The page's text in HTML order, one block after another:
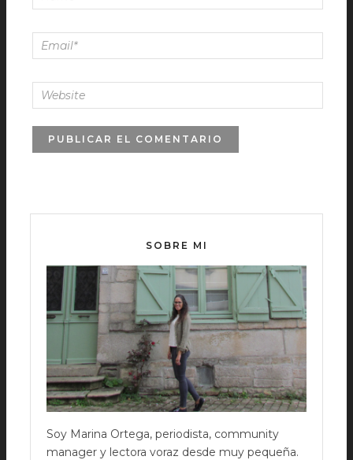
SOBRE MI
Soy Marina Ortega, periodista, community
manager y lectora voraz desde muy pequeña.